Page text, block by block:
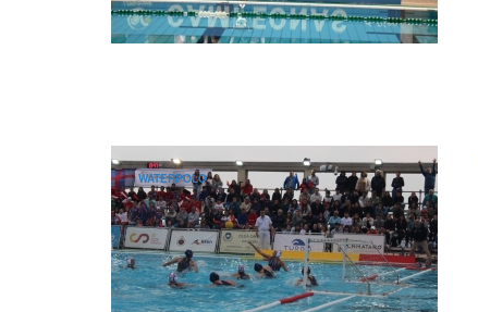
WATERPOLO